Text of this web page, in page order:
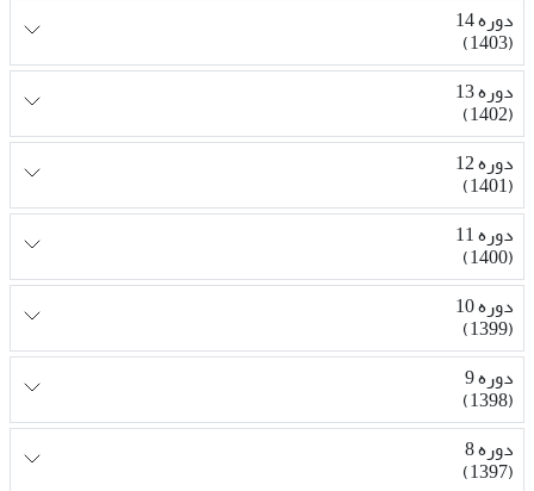
دوره 14
(1403)
دوره 13
(1402)
دوره 12
(1401)
دوره 11
(1400)
دوره 10
(1399)
دوره 9
(1398)
دوره 8
(1397)